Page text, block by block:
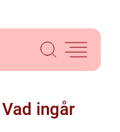
ingår